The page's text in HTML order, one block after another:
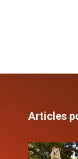
Articles